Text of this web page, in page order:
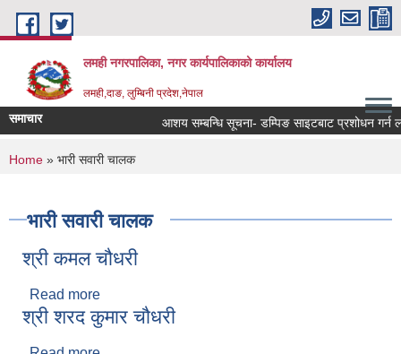
Skip to main content
लमही नगरपालिका, नगर कार्यपालिकाको कार्यालय
लमही,दाङ, लुम्बिनी प्रदेश,नेपाल
समाचार आशय सम्बन्धि सूचना- डम्पिङ साइटबाट प्रशोधन गर्न
You are here
Home » भारी सवारी चालक
भारी सवारी चालक
श्री कमल चौधरी
Read more
श्री शरद कुमार चौधरी